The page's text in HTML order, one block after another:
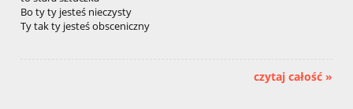
Bo ty ty jesteś nieczysty
Ty tak ty jesteś obsceniczny
czytaj całość »